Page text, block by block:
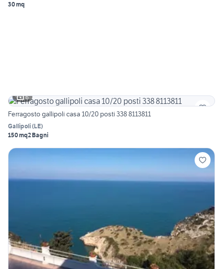
30 mq
6
Ferragosto gallipoli casa 10/20 posti 338 8113811
Gallipoli(LE)
150 mq2 Bagni